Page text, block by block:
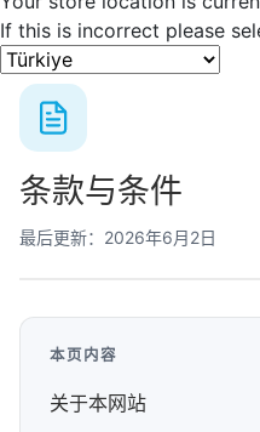
If this is incorrect please
条款与条件
最后更新：2026年6月2日
本页内容
关于本网站